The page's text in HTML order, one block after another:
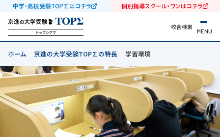
中学・高校受験TOP∑はコチラ 個別指導スクール・ワンはコチラ
トップシグマ
校舎検索
MENU
ホーム 京進の大学受験TOP∑の特長 学習環境